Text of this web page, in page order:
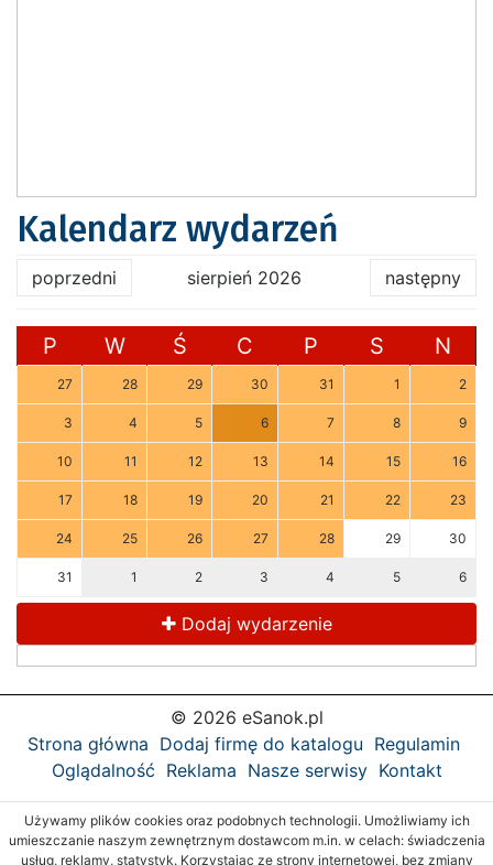
Kalendarz wydarzeń
poprzedni sierpień 2026 następny
P W Ś C P S N
27 28 29 30 31 1 2
3 4 5 6 7 8 9
10 11 12 13 14 15 16
17 18 19 20 21 22 23
24 25 26 27 28 29 30
31 1 2 3 4 5 6
Dodaj wydarzenie
© 2026 eSanok.pl
Strona główna Dodaj firmę do katalogu Regulamin
Oglądalność Reklama Nasze serwisy Kontakt
Używamy plików cookies oraz podobnych technologii. Umożliwiamy ich
umieszczanie naszym zewnętrznym dostawcom m.in. w celach: świadczenia
usług, reklamy, statystyk. Korzystając ze strony internetowej, bez zmiany